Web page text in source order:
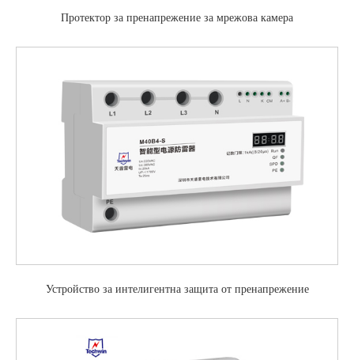
Протектор за пренапрежение за мрежова камера
Устройство за интелигентна защита от пренапрежение